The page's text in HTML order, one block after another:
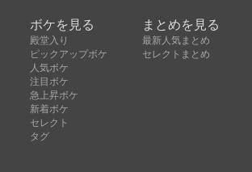
ボケを見る
殿堂入り
ピックアップボケ
人気ボケ
注目ボケ
急上昇ボケ
新着ボケ
セレクト
タグ
まとめを見る
最新人気まとめ
セレクトまとめ